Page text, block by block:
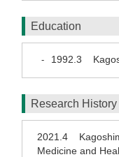
Education
- 1992.3
Research History
2021.4
Medicine and